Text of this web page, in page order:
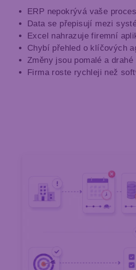
ERP nepokrývá vaše
Data se přepisují mezi
Excel nahrazuje firemní
Chybí přehled o klíčových
Změny jsou pomalé a drahé
Firma roste rychleji než